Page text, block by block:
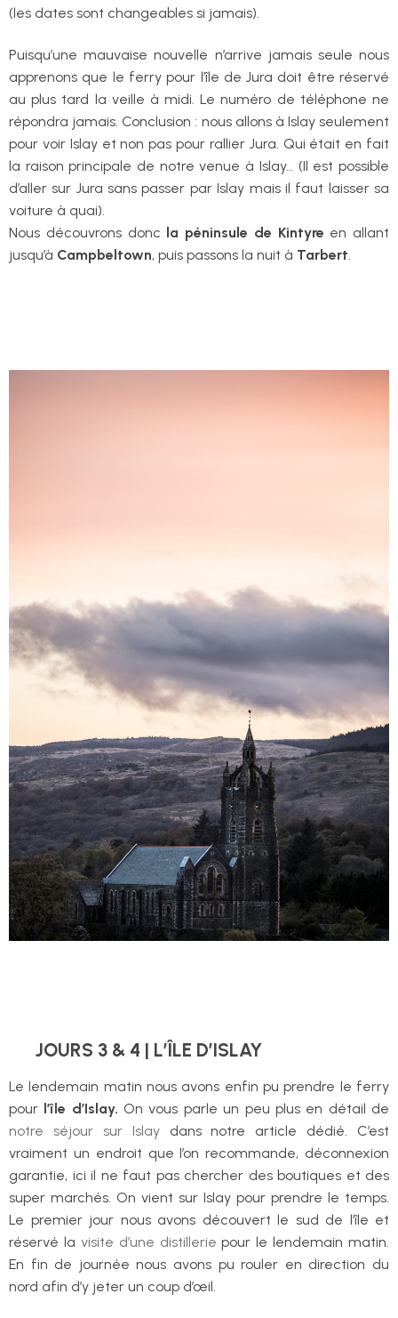
(les dates sont changeables si jamais).
Puisqu’une mauvaise nouvelle n’arrive jamais seule nous
apprenons que le ferry pour l’île de Jura doit être réservé
au plus tard la veille à midi. Le numéro de téléphone ne
répondra jamais. Conclusion : nous allons à Islay seulement
pour voir Islay et non pas pour rallier Jura. Qui était en fait
la raison principale de notre venue à Islay… (Il est possible
d’aller sur Jura sans passer par Islay mais il faut laisser sa
voiture à quai).
Nous découvrons donc la péninsule de Kintyre en allant
jusqu’à Campbeltown, puis passons la nuit à Tarbert.
JOURS 3 & 4 | L’ÎLE D’ISLAY
Le lendemain matin nous avons enfin pu prendre le ferry
pour l’île d’Islay.On vous parle un peu plus en détail de
notre séjour sur Islaydans notre article dédié. C’est
vraiment un endroit que l’on recommande, déconnexion
garantie, ici il ne faut pas chercher des boutiques et des
super marchés. On vient sur Islay pour prendre le temps.
Le premier jour nous avons découvert le sud de l’île et
réservé la visite d’une distillerie pour le lendemain matin.
En fin de journée nous avons pu rouler en direction du
nord afin d’y jeter un coup d’œil.